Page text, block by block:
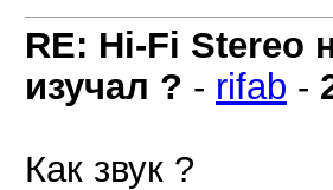
RE: Hi-Fi Stereo
изучал ? - rifab -
Как звук ?